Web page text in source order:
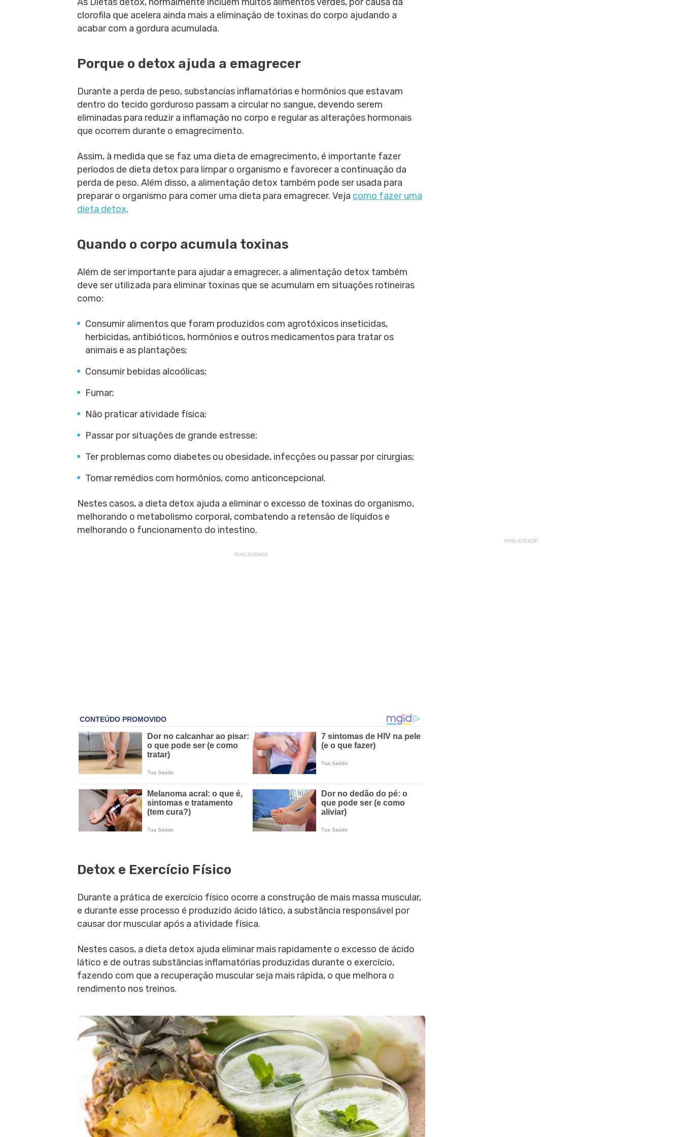
clorofila que acelera ainda mais a eliminação de toxinas do corpo ajudando a
acabar com a gordura acumulada.
Porque o detox ajuda a emagrecer
Durante a perda de peso, substancias inflamatórias e hormônios que estavam
dentro do tecido gorduroso passam a circular no sangue, devendo serem
eliminadas para reduzir a inflamação no corpo e regular as alterações hormonais
que ocorrem durante o emagrecimento.
Assim, à medida que se faz uma dieta de emagrecimento, é importante fazer
períodos de dieta detox para limpar o organismo e favorecer a continuação da
perda de peso. Além disso, a alimentação detox também pode ser usada para
preparar o organismo para comer uma dieta para emagrecer. Veja como fazer uma
dieta detox.
Quando o corpo acumula toxinas
Além de ser importante para ajudar a emagrecer, a alimentação detox também
deve ser utilizada para eliminar toxinas que se acumulam em situações rotineiras
como:
Consumir alimentos que foram produzidos com agrotóxicos inseticidas,
herbicidas, antibióticos, hormônios e outros medicamentos para tratar os
animais e as plantações;
Consumir bebidas alcoólicas;
Fumar;
Não praticar atividade física;
Passar por situações de grande estresse;
Ter problemas como diabetes ou obesidade, infecções ou passar por cirurgias;
Tomar remédios com hormônios, como anticoncepcional.
Nestes casos, a dieta detox ajuda a eliminar o excesso de toxinas do organismo,
melhorando o metabolismo corporal, combatendo a retensão de líquidos e
melhorando o funcionamento do intestino.
Detox e Exercício Físico
Durante a prática de exercício físico ocorre a construção de mais massa muscular,
e durante esse processo é produzido ácido lático, a substância responsável por
causar dor muscular após a atividade física.
Nestes casos, a dieta detox ajuda eliminar mais rapidamente o excesso de ácido
lático e de outras substâncias inflamatórias produzidas durante o exercício,
fazendo com que a recuperação muscular seja mais rápida, o que melhora o
rendimento nos treinos.